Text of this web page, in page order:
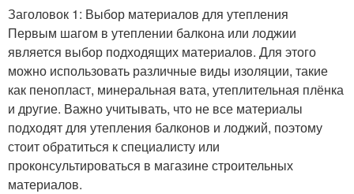
Заголовок 1: Выбор материалов для утепления
Первым шагом в утеплении балкона или лоджии
является выбор подходящих материалов. Для этого
можно использовать различные виды изоляции, такие
как пенопласт, минеральная вата, утеплительная плёнка
и другие. Важно учитывать, что не все материалы
подходят для утепления балконов и лоджий, поэтому
стоит обратиться к специалисту или
проконсультироваться в магазине строительных
материалов.